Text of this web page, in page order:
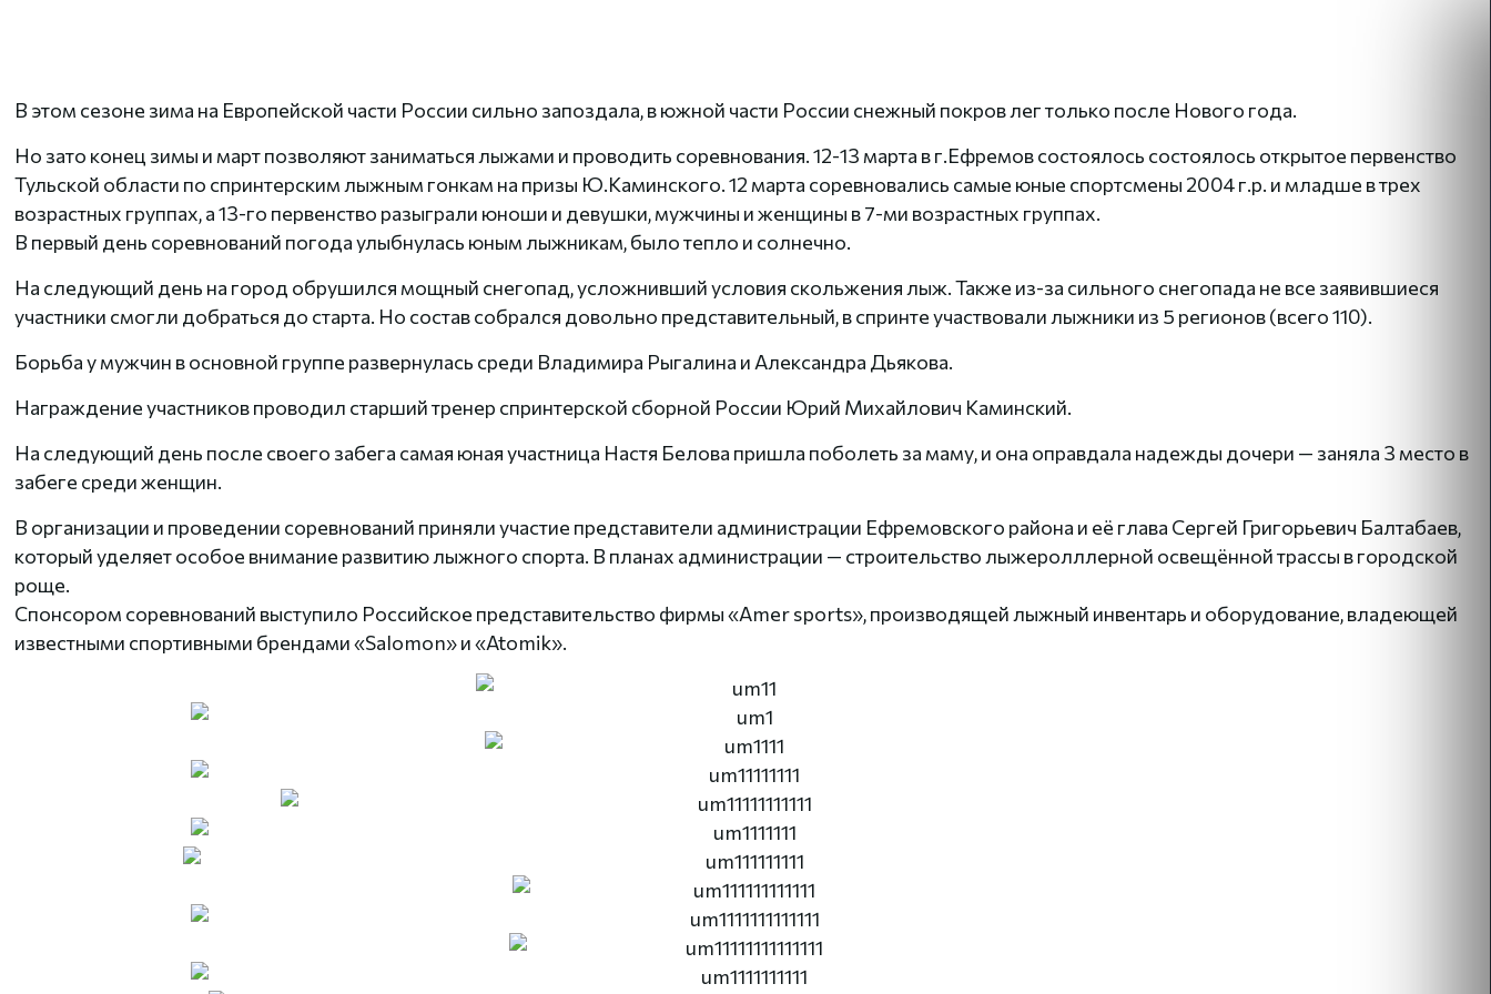
В этом сезоне зима на Европейской части России сильно запоздала, в южной части России снежный покров лег только после Нового года.
Но зато конец зимы и март позволяют заниматься лыжами и проводить соревнования. 12-13 марта в г.Ефремов состоялось состоялось открытое первенство
Тульской области по спринтерским лыжным гонкам на призы Ю.Каминского. 12 марта соревновались самые юные спортсмены 2004 г.р. и младше в трех
возрастных группах, а 13-го первенство разыграли юноши и девушки, мужчины и женщины в 7-ми возрастных группах.
В первый день соревнований погода улыбнулась юным лыжникам, было тепло и солнечно.
На следующий день на город обрушился мощный снегопад, усложнивший условия скольжения лыж. Также из-за сильного снегопада не все заявившиеся
участники смогли добраться до старта. Но состав собрался довольно представительный, в спринте участвовали лыжники из 5 регионов (всего 110).
Борьба у мужчин в основной группе развернулась среди Владимира Рыгалина и Александра Дьякова.
Награждение участников проводил старший тренер спринтерской сборной России Юрий Михайлович Каминский.
На следующий день после своего забега самая юная участница Настя Белова пришла поболеть за маму, и она оправдала надежды дочери — заняла 3 место в
забеге среди женщин.
В организации и проведении соревнований приняли участие представители администрации Ефремовского района и её глава Сергей Григорьевич Балтабаев,
который уделяет особое внимание развитию лыжного спорта. В планах администрации — строительство лыжеролллерной освещённой трассы в городской
роще.
Спонсором соревнований выступило Российское представительство фирмы «Amer sports», производящей лыжный инвентарь и оборудование, владеющей
известными спортивными брендами «Salomon» и «Atomik».